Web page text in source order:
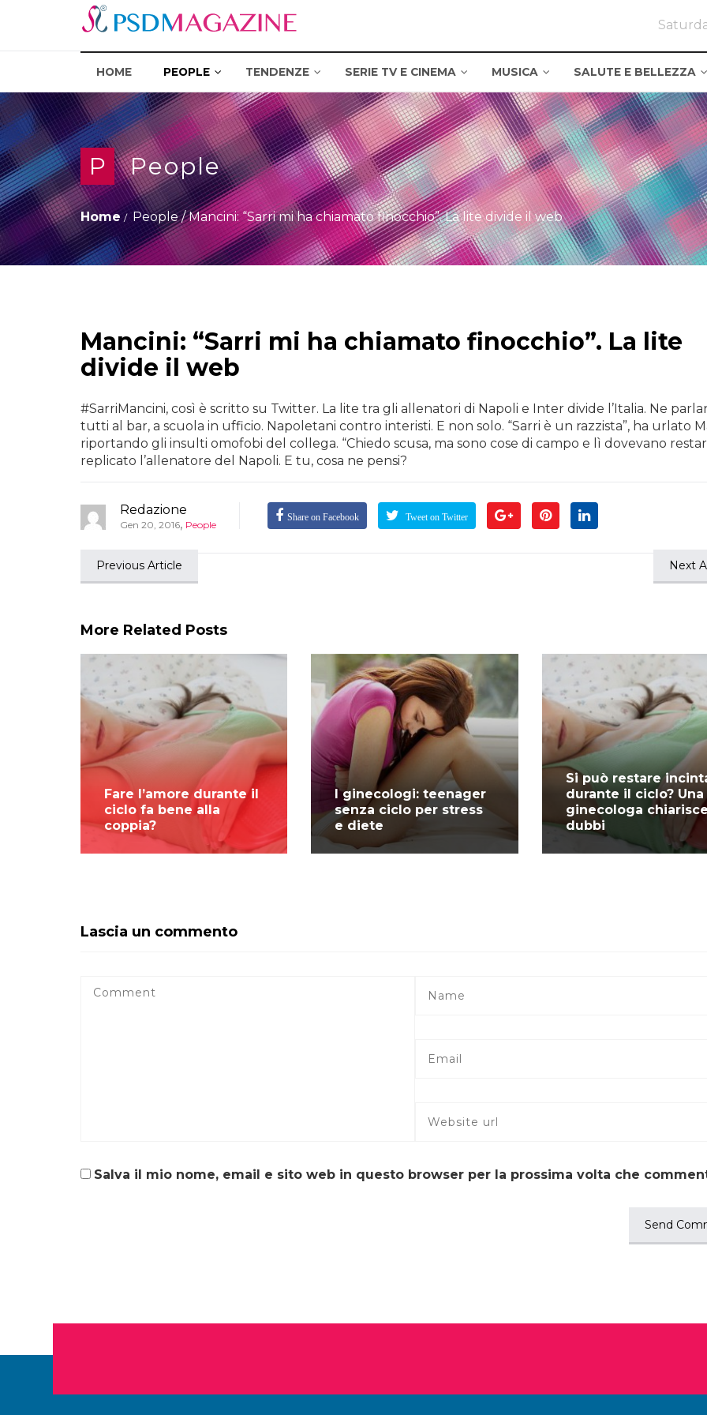
HOME PEOPLE TENDENZE SERIE TV E CINEMA MUSICA SALUTE E BELLEZZA
P People
Home People /Mancini: “Sarri mi ha chiamato finocchio”. La lite divide il web
Mancini: “Sarri mi ha chiamato finocchio”. La lite
divide il web
#SarriMancini, così è scritto su Twitter. La lite tra gli allenatori di Napoli e Inter divide l’Italia. Ne
tutti al bar, a scuola in ufficio. Napoletani contro interisti. E non solo. “Sarri è un razzista”, ha urlato
riportando gli insulti omofobi del collega. “Chiedo scusa, ma sono cose di campo e lì dovevano
replicato l’allenatore del Napoli. E tu, cosa ne pensi?
Redazione
Gen 20, 2016, People
Share on Facebook Tweet on Twitter
Previous Article Next
More Related Posts
Fare l’amore durante il
ciclo fa bene alla
coppia?
I ginecologi: teenager
senza ciclo per stress
e diete
Si può restare
durante il ciclo? Una
ginecologa
dubbi
Lascia un commento
Salva il mio nome, email e sito web in questo browser per la prossima volta che